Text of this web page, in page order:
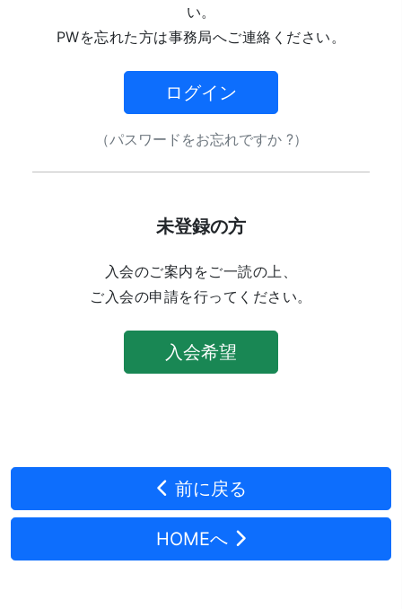
い。
PWを忘れた方は事務局へご連絡ください。
ログイン
（パスワードをお忘れですか ?）
未登録の方
入会のご案内をご一読の上、
ご入会の申請を行ってください。
入会希望
前に戻る
HOMEへ